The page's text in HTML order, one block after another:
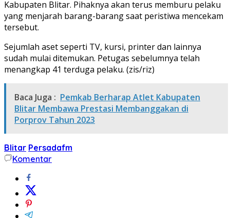
Kabupaten Blitar. Pihaknya akan terus memburu pelaku
yang menjarah barang-barang saat peristiwa mencekam
tersebut.
Sejumlah aset seperti TV, kursi, printer dan lainnya
sudah mulai ditemukan. Petugas sebelumnya telah
menangkap 41 terduga pelaku. (zis/riz)
Baca Juga : Pemkab Berharap Atlet Kabupaten
Blitar Membawa Prestasi Membanggakan di
Porprov Tahun 2023
Blitar Persadafm
Komentar